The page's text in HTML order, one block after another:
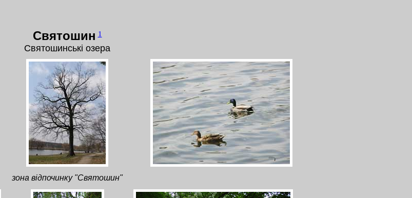
Святошин 1
Святошинські озера
зона відпочинку "Святошин"